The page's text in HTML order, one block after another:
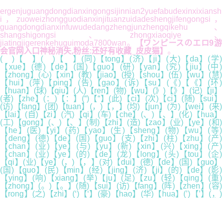
ergenjuguangdongdianxingongsijinnian2yuefabudexinxixiansh
i，zuoweizhongguodianxinjituanzuidadeshengjifengongsi，
guangdongdianxinfuwudedangzhengjunzhengqikehu、
shangshigongsi、zhongxiaoqiye、
jiatingjigerenkehuguimoda7800wan。
【ワンピースのエロ9游
会官网入口神秘消失,粉丝:还好有收藏_皮皮猫】 。
( )【 】( )【 】(同)【tong】(济)【ji】(大)【da】(学)
【xue】(德)【de】(国)【guo】(研)【yan】(究)【jiu】(中)
【zhong】(心)【xin】(教)【jiao】(授)【shou】(伍)【wu】(慧)
【hui】(萍)【ping】(告)【gao】(诉)【su】(《)【《】(环)
【huan】(球)【qiu】(人)【ren】(物)【wu】(》)【》】(记)【ji】
(者)【zhe】(：)【：】(“)【“】(此)【ci】(次)【ci】(随)【sui】
(访)【fang】(团)【tuan】(，)【，】(均)【jun】(为)【wei】(来)
【lai】(自)【zi】(汽)【qi】(车)【che】(、)【、】(化)【hua】
(工)【gong】(、)【、】(制)【zhi】(造)【zao】(业)【ye】(和)
【he】(医)【yi】(药)【yao】(生)【sheng】(物)【wu】(等)
【deng】(德)【de】(国)【guo】(支)【zhi】(柱)【zhu】(产)
【chan】(业)【ye】(与)【yu】(新)【xin】(兴)【xing】(产)
【chan】(业)【ye】(的)【de】(龙)【long】(头)【tou】(企)
【qi】(业)【ye】(，)【，】(对)【dui】(德)【de】(国)【guo】
(国)【guo】(民)【min】(经)【jing】(济)【ji】(的)【de】(影)
【ying】(响)【xiang】(举)【ju】(足)【zu】(轻)【qing】(重)
【zhong】(。)【。】(随)【sui】(访)【fang】(阵)【zhen】(容)
【rong】(之)【zhi】(‘)【‘】(豪)【hao】(华)【hua】(’)【’】(，)